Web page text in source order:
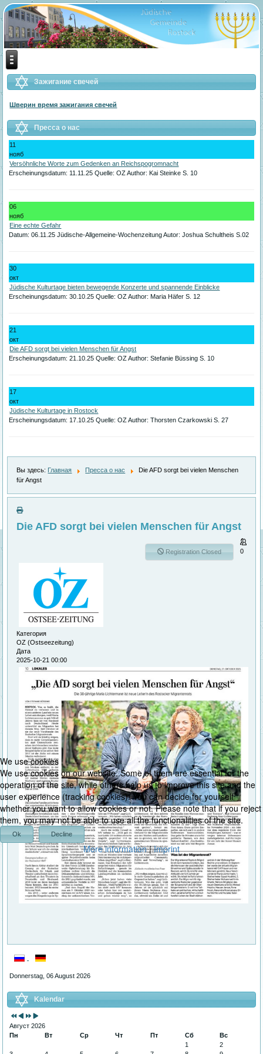
Зажигание свечей
Шверин время зажигания свечей
Пресса о нас
11
нояб
Versöhnliche Worte zum Gedenken an Reichspogromnacht
Erscheinungsdatum: 11.11.25 Quelle: OZ Author: Kai Steinke S. 10
06
нояб
Eine echte Gefahr
Datum: 06.11.25 Jüdische-Allgemeine-Wochenzeitung Autor: Joshua Schultheis S.02
30
окт
Jüdische Kulturtage bieten bewegende Konzerte und spannende Einblicke
Erscheinungsdatum: 30.10.25 Quelle: OZ Author: Maria Häfer S. 12
21
окт
Die AFD sorgt bei vielen Menschen für Angst
Erscheinungsdatum: 21.10.25 Quelle: OZ Author: Stefanie Büssing S. 10
17
окт
Jüdische Kulturtage in Rostock
Erscheinungsdatum: 17.10.25 Quelle: OZ Author: Thorsten Czarkowski S. 27
Вы здесь: Главная Пресса о нас
Die AFD sorgt bei vielen Menschen
für Angst
Die AFD sorgt bei vielen Menschen für Angst
Registration Closed 0
Категория
OZ (Ostseezeitung)
Дата
2025-10-21 00:00
Donnerstag, 06 August 2026
Kalendar
Previous
YearMonth
YearMonth
Август 2026
Пн
Вт Ср Чт Пт Сб
Вс
1
2
We use cookies
We use cookies on our website. Some of them are essential for the
operation of the site, while others help us to improve this site and the
user experience (tracking cookies). You can decide for yourself
whether you want to allow cookies or not. Please note that if you reject
them, you may not be able to use all the functionalities of the site.
Ok Decline
More information|Imprint